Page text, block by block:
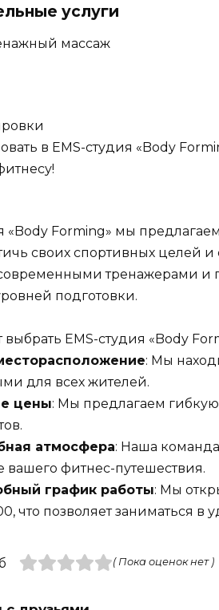
услуги
массаж
в EMS-студия «Body
«Body Forming» мы
своих спортивных целей
тренажерами и
подготовки.
выбрать EMS-студия «Body
: Мы
для всех жителей.
цены: Мы предлагаем
атмосфера: Наша
вашего фитнес-путешествия.
график работы: Мы
что позволяет заниматься в
( Пока оценок нет )